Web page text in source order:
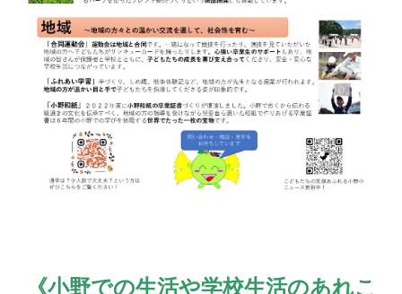
《小野での生活や学校生活のあれこ